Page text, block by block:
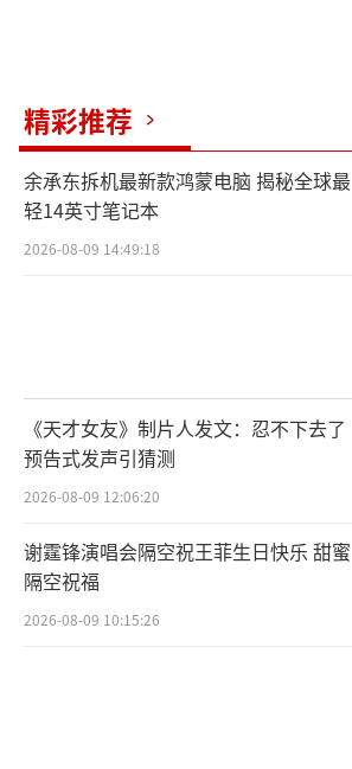
精彩推荐
余承东拆机最新款鸿蒙电脑 揭秘全球最
轻14英寸笔记本
2026-08-09 14:49:18
《天才女友》制片人发文：忍不下去了
预告式发声引猜测
2026-08-09 12:06:20
谢霆锋演唱会隔空祝王菲生日快乐 甜蜜
隔空祝福
2026-08-09 10:15:26